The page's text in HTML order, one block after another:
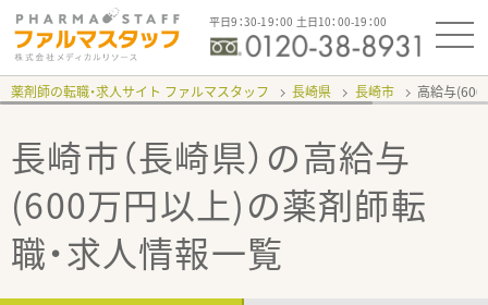
平日9：30-19：00 土日10：00-19：00
薬剤師の転職・求人サイト ファルマスタッフ 長崎県 長崎市 高給与
長崎市（長崎県）の高給与
(600万円以上)の薬剤師転
職・求人情報一覧